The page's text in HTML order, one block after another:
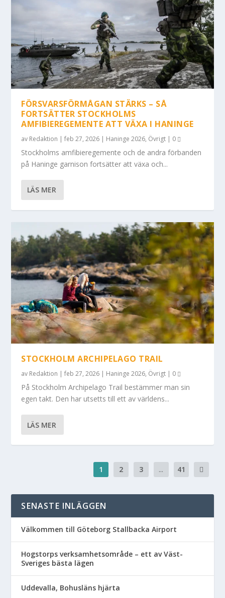
FÖRSVARSFÖRMÅGAN STÄRKS – SÅ
FORTSÄTTER STOCKHOLMS
AMFIBIEREGEMENTE ATT VÄXA I HANINGE
av Redaktion |feb 27, 2026 | Haninge 2026, Övrigt | 0
Stockholms amfibieregemente och de andra förbanden
på Haninge garnison fortsätter att växa och...
LÄS MER
STOCKHOLM ARCHIPELAGO TRAIL
av Redaktion |feb 27, 2026 | Haninge 2026, Övrigt | 0
På Stockholm Archipelago Trail bestämmer man sin
egen takt. Den har utsetts till ett av världens...
LÄS MER
1 2 3 ... 41
SENASTE INLÄGGEN
Välkommen till Göteborg Stallbacka Airport
Hogstorps verksamhetsområde – ett av Väst-
Sveriges bästa lägen
Uddevalla, Bohusläns hjärta